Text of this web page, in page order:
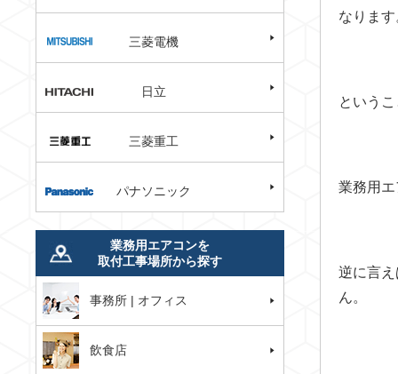
なります
という
業務用
逆に言
ん。
三菱電機
日立
三菱重工
パナソニック
業務用エアコンを
取付工事場所から探す
事務所 | オフィス
飲食店